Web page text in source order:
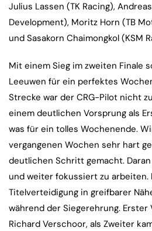
Julius Lassen (TK Racing),
Development), Moritz Horn (TB
und Sasakorn Chaimongkol (KSM
Mit einem Sieg im zweiten Finale
Leeuwen für ein perfektes
Strecke war der CRG-Pilot nicht
einem deutlichen Vorsprung als
was für ein tolles Wochenende.
vergangenen Wochen sehr hart
deutlichen Schritt gemacht.
und weiter fokussiert zu arbeiten.
Titelverteidigung in greifbarer
während der Siegerehrung. Erster
Richard Verschoor, als Zweiter